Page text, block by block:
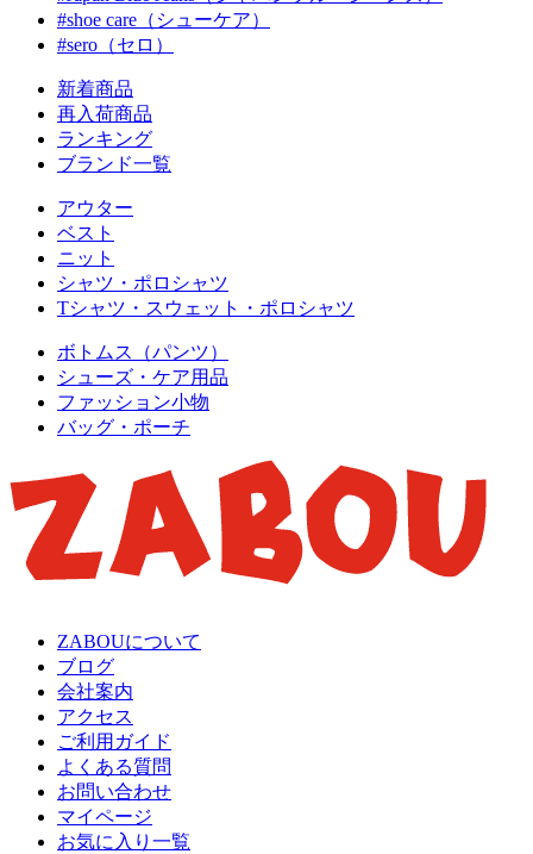
#shoe care（シューケア）
#sero（セロ）
新着商品
再入荷商品
ランキング
ブランド一覧
アウター
ベスト
ニット
シャツ・ポロシャツ
Tシャツ・スウェット・ポロシャツ
ボトムス（パンツ）
シューズ・ケア用品
ファッション小物
バッグ・ポーチ
ZABOUについて
ブログ
会社案内
アクセス
ご利用ガイド
よくある質問
お問い合わせ
マイページ
お気に入り一覧